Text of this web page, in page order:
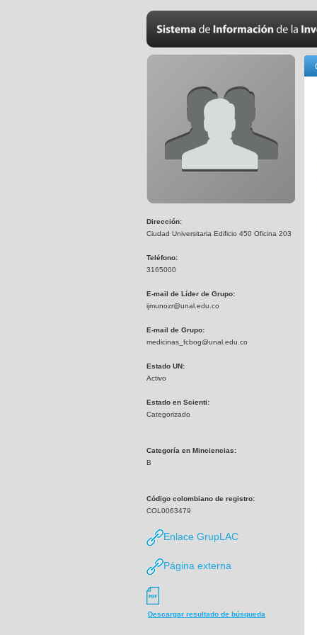
Dirección:
Ciudad Universitaria Edificio 450 Oficina 203
Teléfono:
3165000
E-mail de Líder de Grupo:
ijmunozr@unal.edu.co
E-mail de Grupo:
medicinas_fcbog@unal.edu.co
Estado UN:
Activo
Estado en Scienti:
Categorizado
Categoría en Minciencias:
B
Código colombiano de registro:
COL0063479
Enlace GrupLAC
Página externa
Descargar resultado de búsqueda